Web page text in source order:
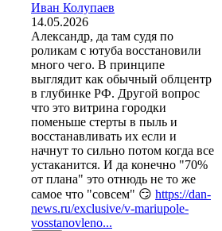
Иван Колупаев
14.05.2026
Александр, да там судя по
роликам с ютуба восстановили
много чего. В принципе
выглядит как обычный облцентр
в глубинке РФ. Другой вопрос
что это витрина городки
поменьше стерты в пыль и
восстанавливать их если и
начнут то сильно потом когда все
устаканится. И да конечно "70%
от плана" это отнюдь не то же
самое что "совсем" 😏 https://dan-
news.ru/exclusive/v-mariupole-
vosstanovleno...